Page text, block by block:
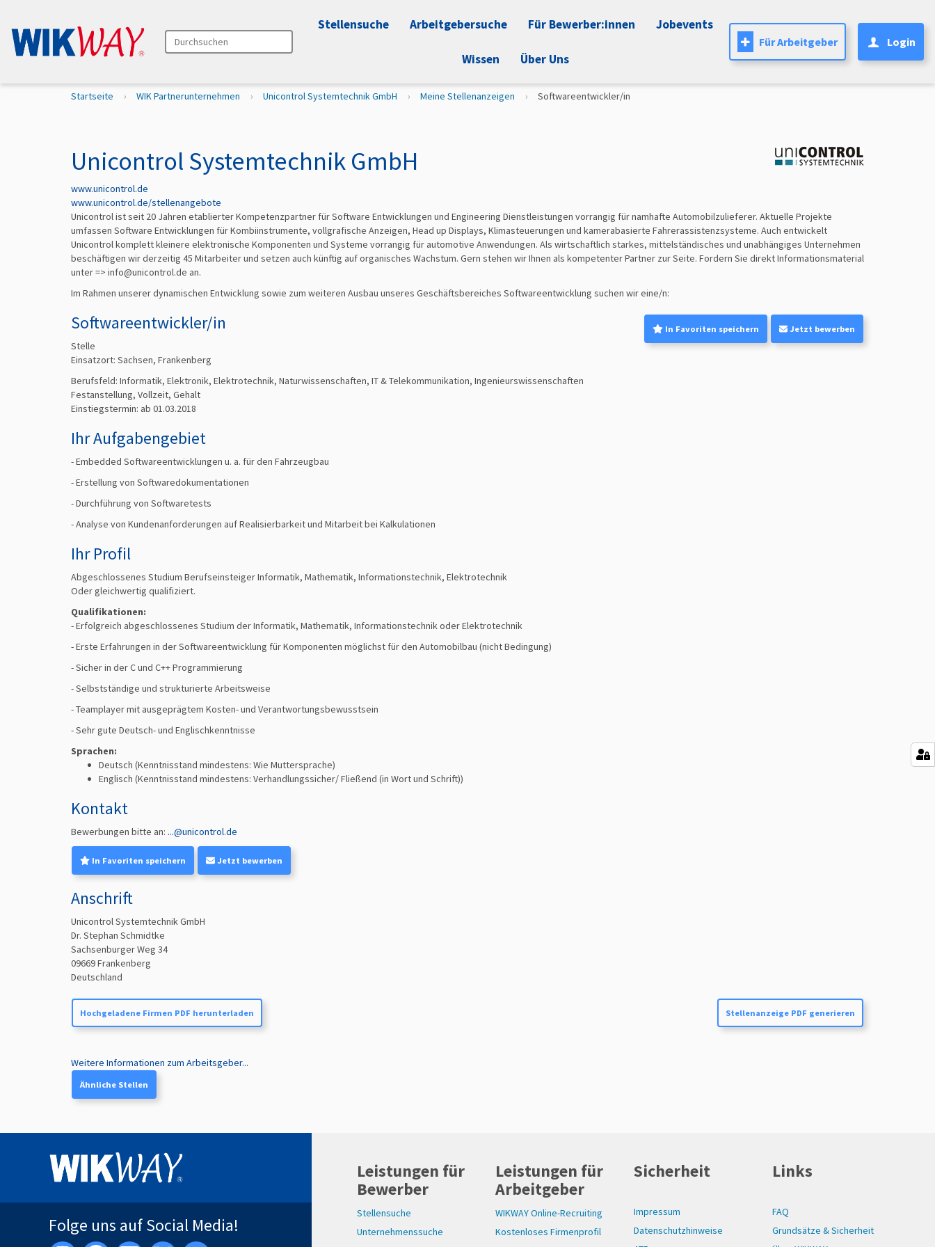
Durchsuchen
Erweiterte Suche…
Stellensuche Arbeitgebersuche Für Bewerber:innen Jobevents
Wissen Über Uns
Für Arbeitgeber Login
S
n
h
i
e
r
Startseite WIK Partnerunternehmen Unicontrol Systemtechnik GmbH Meine Stellenanzeigen Softwareentwickler/in
Unicontrol Systemtechnik GmbH
www.unicontrol.de
www.unicontrol.de/stellenangebote
Unicontrol ist seit 20 Jahren etablierter Kompetenzpartner für Software Entwicklungen und Engineering Dienstleistungen vorrangig für namhafte Automobilzulieferer. Aktuelle Projekte
umfassen Software Entwicklungen für Kombiinstrumente, vollgrafische Anzeigen, Head up Displays, Klimasteuerungen und kamerabasierte Fahrerassistenzsysteme. Auch entwickelt
Unicontrol komplett kleinere elektronische Komponenten und Systeme vorrangig für automotive Anwendungen. Als wirtschaftlich starkes, mittelständisches und unabhängiges Unternehmen
beschäftigen wir derzeitig 45 Mitarbeiter und setzen auch künftig auf organisches Wachstum. Gern stehen wir Ihnen als kompetenter Partner zur Seite. Fordern Sie direkt Informationsmaterial
unter => info@unicontrol.de an.
Im Rahmen unserer dynamischen Entwicklung sowie zum weiteren Ausbau unseres Geschäftsbereiches Softwareentwicklung suchen wir eine/n:
In Favoriten speichern Jetzt bewerben
Softwareentwickler/in
Stelle
Einsatzort: Sachsen, Frankenberg
Berufsfeld: Informatik, Elektronik, Elektrotechnik, Naturwissenschaften, IT & Telekommunikation, Ingenieurswissenschaften
Festanstellung, Vollzeit, Gehalt
Einstiegstermin: ab 01.03.2018
Ihr Aufgabengebiet
- Embedded Softwareentwicklungen u. a. für den Fahrzeugbau
- Erstellung von Softwaredokumentationen
- Durchführung von Softwaretests
- Analyse von Kundenanforderungen auf Realisierbarkeit und Mitarbeit bei Kalkulationen
Ihr Profil
Abgeschlossenes Studium Berufseinsteiger Informatik, Mathematik, Informationstechnik, Elektrotechnik
Oder gleichwertig qualifiziert.
Qualifikationen:
- Erfolgreich abgeschlossenes Studium der Informatik, Mathematik, Informationstechnik oder Elektrotechnik
- Erste Erfahrungen in der Softwareentwicklung für Komponenten möglichst für den Automobilbau (nicht Bedingung)
- Sicher in der C und C++ Programmierung
- Selbstständige und strukturierte Arbeitsweise
- Teamplayer mit ausgeprägtem Kosten- und Verantwortungsbewusstsein
- Sehr gute Deutsch- und Englischkenntnisse
Sprachen:
Deutsch (Kenntnisstand mindestens: Wie Muttersprache)
Englisch (Kenntnisstand mindestens: Verhandlungssicher/ Fließend (in Wort und Schrift))
Kontakt
Bewerbungen bitte an: ...@unicontrol.de
In Favoriten speichern Jetzt bewerben
Anschrift
Unicontrol Systemtechnik GmbH
Dr. Stephan Schmidtke
Sachsenburger Weg 34
09669Frankenberg
Deutschland
Stellenanzeige PDF generieren
Hochgeladene Firmen PDF herunterladen
Weitere Informationen zum Arbeitsgeber...
Ähnliche Stellen
Folge uns auf Social Media!
Leistungen für
Bewerber
Stellensuche
Unternehmenssuche
Leistungen für
Arbeitgeber
WIKWAY Online-Recruiting
Kostenloses Firmenprofil
Sicherheit
Impressum
Datenschutzhinweise
Links
FAQ
Grundsätze & Sicherheit